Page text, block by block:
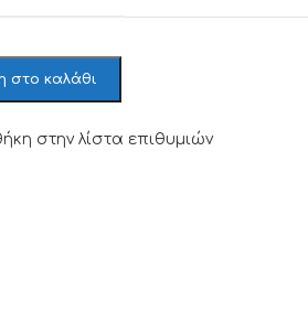
στο καλάθι
στην λίστα επιθυμιών